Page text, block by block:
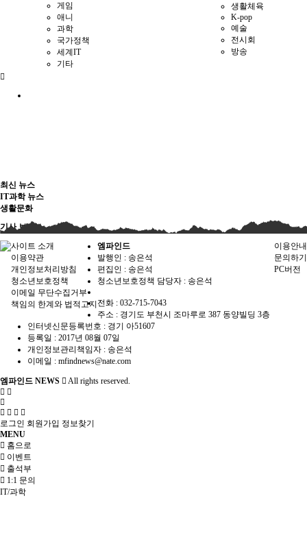
게임
애니
과학
국가정책
세계IT
기타
생활체육
K-pop
예술
전시회
방송
최신 뉴스
IT과학 뉴스
생활문화
기사 보기
사이트 소개
이용약관
개인정보처리방침
청소년보호정책
이메일 무단수집거부
책임의 한계와 법적고지
이용안내
문의하기
PC버전
엠파인드
발행인 : 송은석
편집인 : 송은석
청소년보호정책 담당자 : 송은석
전화 : 032-715-7043
주소 : 경기도 부천시 조마루로 387 동양빌딩 3층
인터넷신문등록번호 : 경기 아51607
등록일 : 2017년 08월 07일
개인정보관리책임자 : 송은석
이메일 : mfindnews@nate.com
엠파인드 NEWS All rights reserved.
로그인 회원가입 정보찾기
MENU
홈으로
이벤트
출석부
1:1 문의
IT/과학